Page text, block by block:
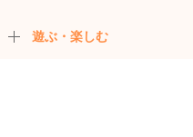
遊ぶ・楽しむ